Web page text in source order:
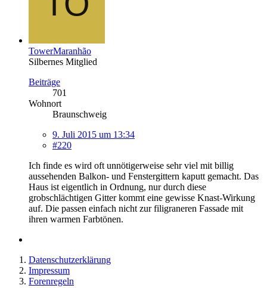
TowerMaranhão
Silbernes Mitglied
Beiträge
701
Wohnort
Braunschweig
9. Juli 2015 um 13:34
#220
Ich finde es wird oft unnötigerweise sehr viel mit billig
aussehenden Balkon- und Fenstergittern kaputt gemacht. Das
Haus ist eigentlich in Ordnung, nur durch diese
grobschlächtigen Gitter kommt eine gewisse Knast-Wirkung
auf. Die passen einfach nicht zur filigraneren Fassade mit
ihren warmen Farbtönen.
Datenschutzerklärung
Impressum
Forenregeln